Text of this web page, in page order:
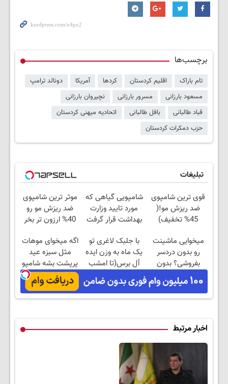
برچسب‌ها
تام باراک اقلیم کردستان کردها آمریکا
دونالد ترامپ
مسعود بارزانی
مسرور بارزانی
نچیروان بارزانی
قباد طالبانی
بافل طالبانی
اتحادیه میهنی کردستان
حزب دمکرات کردستان
تبلیغات
قوی ترین شامپوی
ضد ریزش مو!(
45% تخفیف)
شامپویی گیاهی که
مورد تایید وزارت
بهداشت قرار گرفت
موثر ترین شامپوی
ضد ریزش مو رو
40% ارزون تر بخر
میخوایی ماشینت
رو بدون دردسر
بفروشی؟ بدون
کمیسیون
با جلبک لاغری تو
یک ماه به وزن ایده
آل برس(تا امشب
تخفیف ویژه)
اگه میخوای موهات
مثل سبزه عید
پرپشت بشه شامپو
جلبک بزن
اخبار مرتبط